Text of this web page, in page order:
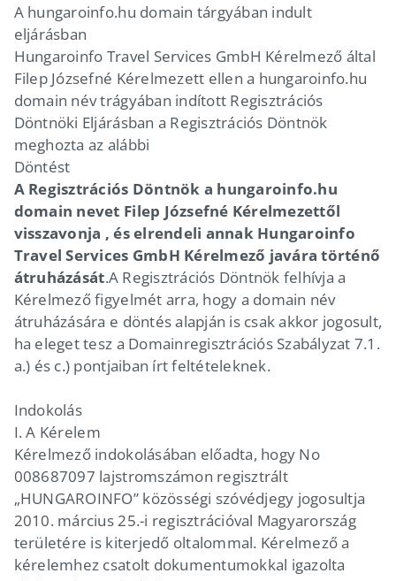
A hungaroinfo.hu domain tárgyában indult
eljárásban
Hungaroinfo Travel Services GmbH Kérelmező által
Filep Józsefné Kérelmezett ellen a hungaroinfo.hu
domain név trágyában indított Regisztrációs
Döntnöki Eljárásban a Regisztrációs Döntnök
meghozta az alábbi
Döntést
A Regisztrációs Döntnök a hungaroinfo.hu
domain nevet Filep Józsefné Kérelmezettől
visszavonja , és elrendeli annak Hungaroinfo
Travel Services GmbH Kérelmező javára történő
átruházását.A Regisztrációs Döntnök felhívja a
Kérelmező figyelmét arra, hogy a domain név
átruházására e döntés alapján is csak akkor jogosult,
ha eleget tesz a Domainregisztrációs Szabályzat 7.1.
a.) és c.) pontjaiban írt feltételeknek.
Indokolás
I. A Kérelem
Kérelmező indokolásában előadta, hogy No
008687097 lajstromszámon regisztrált
„HUNGAROINFO” közösségi szóvédjegy jogosultja
2010. március 25.-i regisztrációval Magyarország
területére is kiterjedő oltalommal. Kérelmező a
kérelemhez csatolt dokumentumokkal igazolta